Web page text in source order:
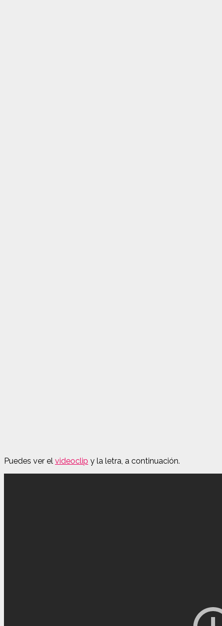
Puedes ver el videoclip y la letra, a continuación.